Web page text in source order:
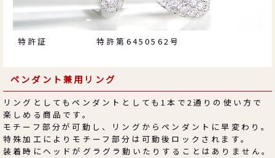
特許証 特許第6450562号
ペンダント兼用リング
リングとしてもペンダントとしても1本で2通りの使い方で
楽しめる商品です。
モチーフ部分が可動し、リングからペンダントに早変わり。
特殊加工によりモチーフ部分は可動後ロックされます。
装着時にヘッドがグラグラ動いたりすることはありません。